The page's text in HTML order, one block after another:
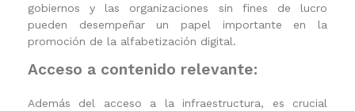
gobiernos y las organizaciones sin fines de lucro
pueden desempeñar un papel importante en la
promoción de la alfabetización digital.
Acceso a contenido relevante:
Además del acceso a la infraestructura, es crucial